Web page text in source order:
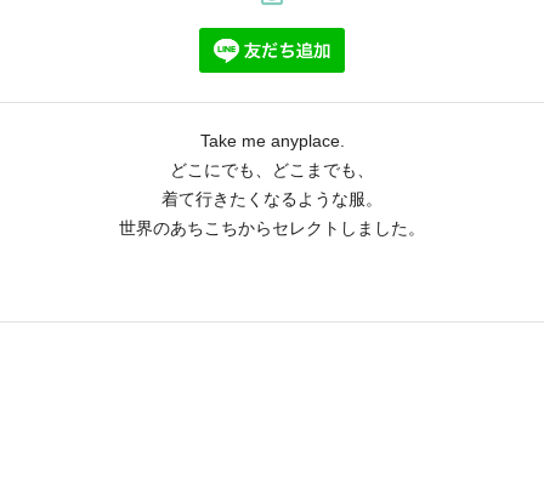
Take me anyplace.
どこにでも、どこまでも、
着て行きたくなるような服。
世界のあちこちからセレクトしました。